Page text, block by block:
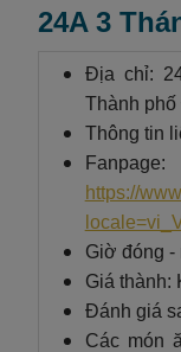
24A 3
Địa chỉ:
Thành phố
Thông tin
Fanpage:
https://
Giờ đóng -
Giá thành:
Đánh giá
Các món